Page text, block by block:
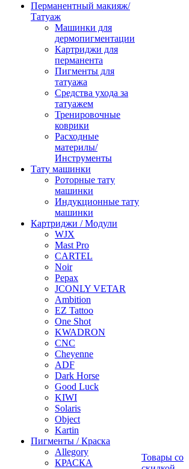
Перманентный макияж/
Татуаж
Машинки для
дермопигментации
Картриджи для
перманента
Пигменты для
татуажа
Средства ухода за
татуажем
Тренировочные
коврики
Расходные
материлы/
Инструменты
Тату машинки
Роторные тату
машинки
Индукционные тату
машинки
Картриджи / Модули
WJX
Mast Pro
CARTEL
Noir
Pepax
JCONLY VETAR
Ambition
EZ Tattoo
One Shot
KWADRON
CNC
Cheyenne
ADF
Dark Horse
Good Luck
KIWI
Solaris
Object
Kartin
Пигменты / Краска
Allegory
КРАСКА
Товары со